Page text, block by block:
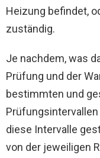
Heizung befindet,
zuständig.
Je nachdem, was
Prüfung und der
bestimmten und
diese Intervalle
von der jeweiligen